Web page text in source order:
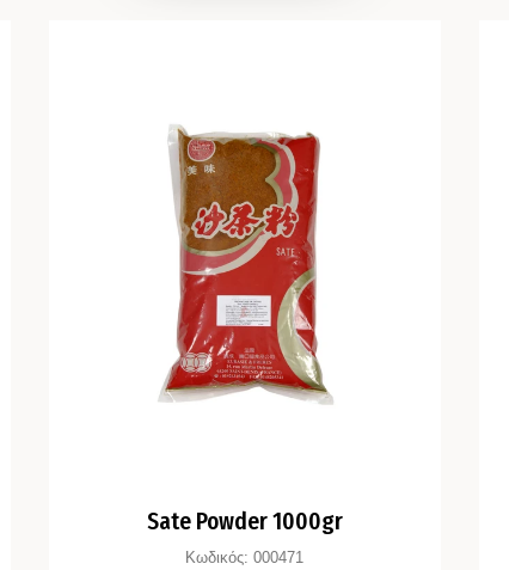
Sate Powder 1000gr
Κωδικός: 000471